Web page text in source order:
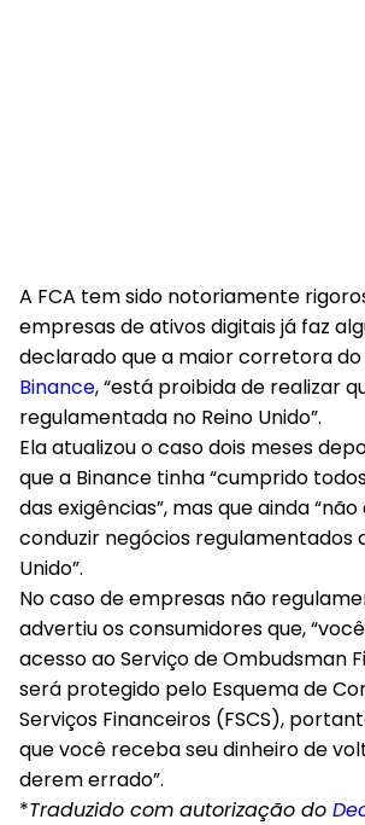
A FCA tem sido notoriamente
empresas de ativos digitais já faz
declarado que a maior corretora do
Binance, “está proibida de realizar
regulamentada no Reino Unido”.
Ela atualizou o caso dois meses
que a Binance tinha “cumprido
das exigências”, mas que ainda
conduzir negócios regulamentados
Unido”.
No caso de empresas não
advertiu os consumidores que,
acesso ao Serviço de Ombudsman
será protegido pelo Esquema de
Serviços Financeiros (FSCS),
que você receba seu dinheiro de
derem errado”.
*Traduzido com autorização do